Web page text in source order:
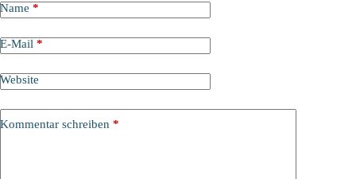
Name *
E-Mail *
Website
Kommentar schreiben *